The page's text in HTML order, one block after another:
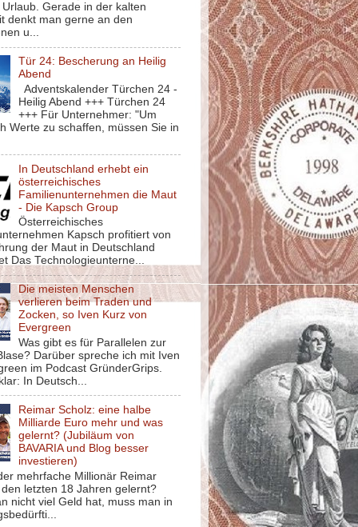
Gerade in der kalten
denkt man gerne an den
u...
Tür 24: Bescherung an Heilig
Abend
Adventskalender Türchen 24 -
Heilig Abend +++ Türchen 24
+++ Für Unternehmer: "Um
Werte zu schaffen, müssen Sie in
In Deutschland erhebt ein
österreichisches
Familienunternehmen die Maut
- Die Kapsch Group
Österreichisches
Kapsch profitiert von
der Maut in Deutschland
Das Technologieunterne...
Die meisten Menschen
verlieren beim Traden und
Zocken, so Iven Kurz von
Evergreen
Was gibt es für Parallelen zur
Darüber spreche ich mit Iven
im Podcast GründerGrips.
In Deutsch...
Reimar Scholz: eine halbe
Milliarde Euro mehr und was
gelernt? (Jubiläum von
BAVARIA und Blog besser
investieren)
mehrfache Millionär Reimar
letzten 18 Jahren gelernt?
nicht viel Geld hat, muss man in